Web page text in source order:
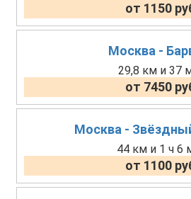
от 1150
Москва -
29,8 км и 37
от 7450
Москва -
44 км и 1 ч 6
от 1100